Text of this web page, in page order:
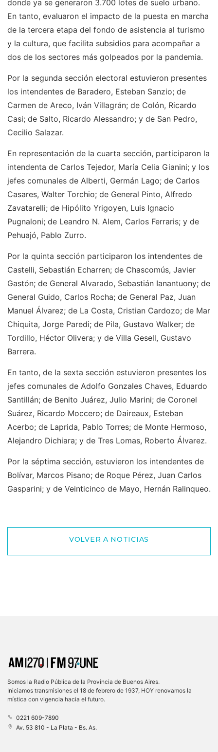
donde ya se generaron 3.700 lotes de suelo urbano.
En tanto, evaluaron el impacto de la puesta en marcha
de la tercera etapa del fondo de asistencia al turismo
y la cultura, que facilita subsidios para acompañar a
dos de los sectores más golpeados por la pandemia.
Por la segunda sección electoral estuvieron presentes
los intendentes de Baradero, Esteban Sanzio; de
Carmen de Areco, Iván Villagrán; de Colón, Ricardo
Casi; de Salto, Ricardo Alessandro; y de San Pedro,
Cecilio Salazar.
En representación de la cuarta sección, participaron la
intendenta de Carlos Tejedor, María Celia Gianini; y los
jefes comunales de Alberti, Germán Lago; de Carlos
Casares, Walter Torchio; de General Pinto, Alfredo
Zavatarelli; de Hipólito Yrigoyen, Luis Ignacio
Pugnaloni; de Leandro N. Alem, Carlos Ferraris; y de
Pehuajó, Pablo Zurro.
Por la quinta sección participaron los intendentes de
Castelli, Sebastián Echarren; de Chascomús, Javier
Gastón; de General Alvarado, Sebastián Ianantuony; de
General Guido, Carlos Rocha; de General Paz, Juan
Manuel Álvarez; de La Costa, Cristian Cardozo; de Mar
Chiquita, Jorge Paredi; de Pila, Gustavo Walker; de
Tordillo, Héctor Olivera; y de Villa Gesell, Gustavo
Barrera.
En tanto, de la sexta sección estuvieron presentes los
jefes comunales de Adolfo Gonzales Chaves, Eduardo
Santillán; de Benito Juárez, Julio Marini; de Coronel
Suárez, Ricardo Moccero; de Daireaux, Esteban
Acerbo; de Laprida, Pablo Torres; de Monte Hermoso,
Alejandro Dichiara; y de Tres Lomas, Roberto Álvarez.
Por la séptima sección, estuvieron los intendentes de
Bolívar, Marcos Pisano; de Roque Pérez, Juan Carlos
Gasparini; y de Veinticinco de Mayo, Hernán Ralinqueo.
VOLVER A NOTICIAS
Somos la Radio Pública de la Provincia de Buenos Aires.
Iniciamos transmisiones el 18 de febrero de 1937, HOY renovamos la
mística con vigencia hacia el futuro.
0221 609-7890
Av. 53 810 - La Plata - Bs. As.